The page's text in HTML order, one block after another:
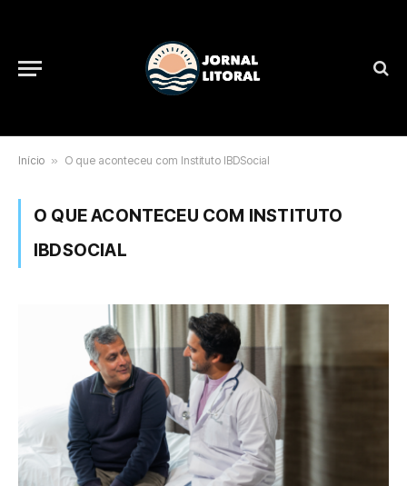
Início » O que aconteceu com Instituto IBDSocial
O QUE ACONTECEU COM INSTITUTO
IBDSOCIAL